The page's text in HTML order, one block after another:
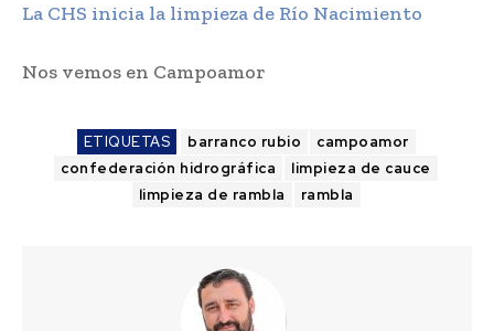
La CHS inicia la limpieza de Río Nacimiento
Nos vemos en Campoamor
ETIQUETAS barranco rubio
campoamor
confederación hidrográfica
limpieza de cauce
limpieza de rambla
rambla